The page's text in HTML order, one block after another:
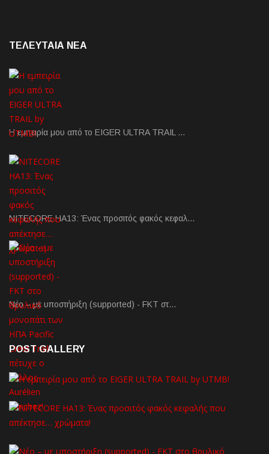
ΤΕΛΕΥΤΑΙΑ NEA
Η εμπειρία μου από το EIGER ULTRA TRAIL …
NITECORE HA13: Ένας προσιτός φακός κεφαλ…
Νέο – με υποστήριξη (supported) - FKT στ…
POST GALLERY